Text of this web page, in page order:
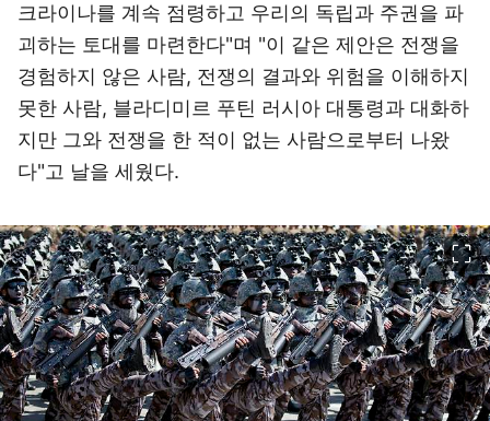
크라이나를 계속 점령하고 우리의 독립과 주권을 파
괴하는 토대를 마련한다"며 "이 같은 제안은 전쟁을
경험하지 않은 사람, 전쟁의 결과와 위험을 이해하지
못한 사람, 블라디미르 푸틴 러시아 대통령과 대화하
지만 그와 전쟁을 한 적이 없는 사람으로부터 나왔
다"고 날을 세웠다.